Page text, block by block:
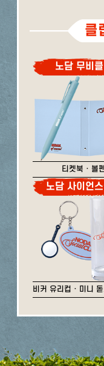
클
노담 무비
티켓북 · 볼
노담 사이언
비커 유리컵 · 미니